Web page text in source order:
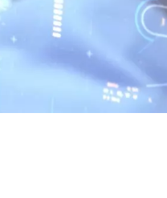
português
日本語